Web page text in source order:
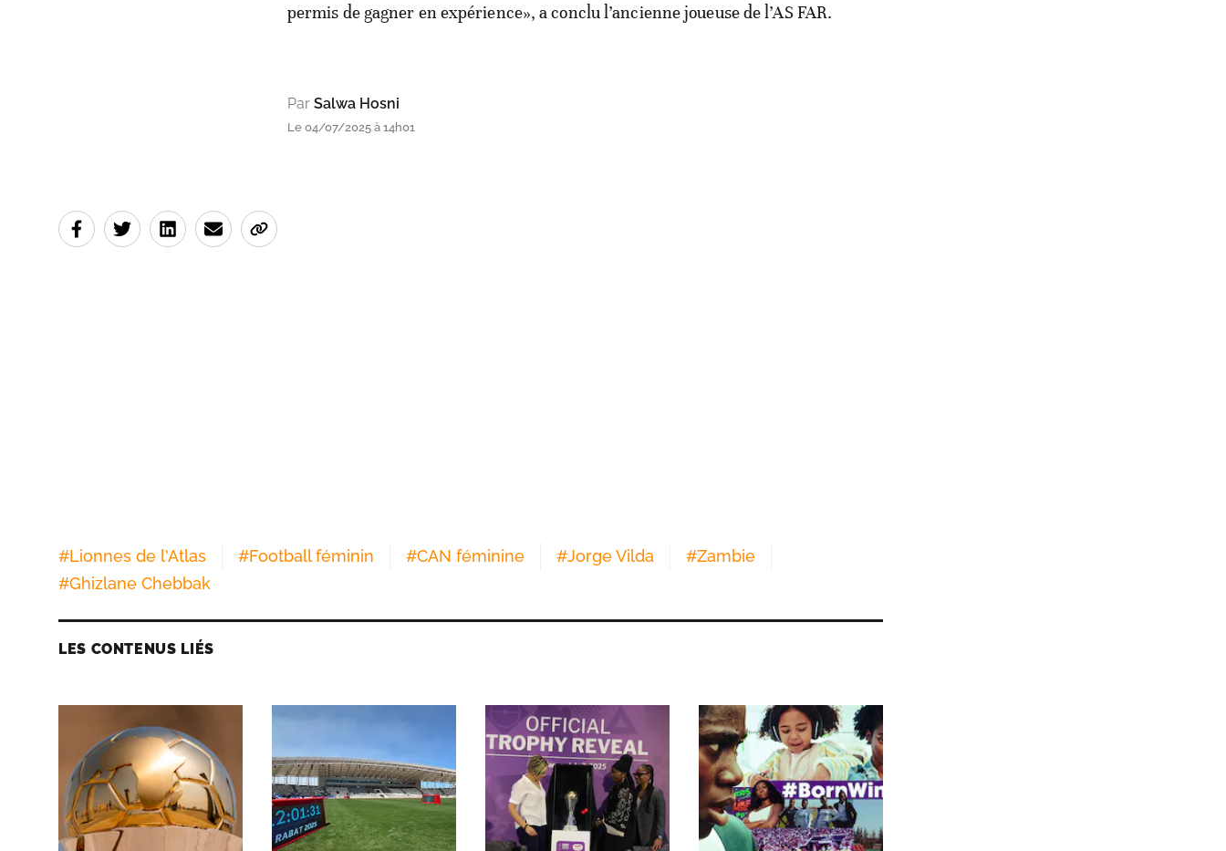
permis de gagner en expérience», a conclu l’ancienne joueuse de l’AS FAR.
Par Salwa Hosni
Le 04/07/2025 à 14h01
#Lionnes de l'Atlas #Football féminin #CAN féminine #Jorge Vilda #Zambie
#Ghizlane Chebbak
LES CONTENUS LIÉS